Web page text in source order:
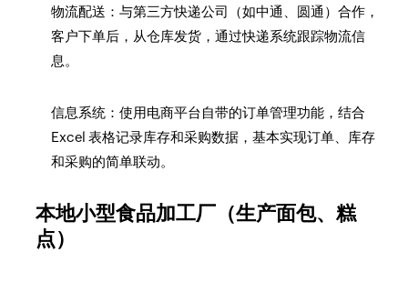
物流配送：与第三方快递公司（如中通、圆通）合作，
客户下单后，从仓库发货，通过快递系统跟踪物流信
息。
信息系统：使用电商平台自带的订单管理功能，结合
Excel 表格记录库存和采购数据，基本实现订单、库存
和采购的简单联动。
本地小型食品加工厂（生产面包、糕
点）